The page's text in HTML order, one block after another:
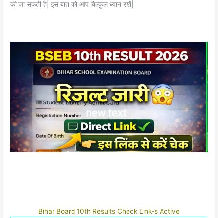
की जा सकती है| इस बात को आप बिल्कुल ध्यान रखें|
Bihar Board 10th Results Check Link-s Active